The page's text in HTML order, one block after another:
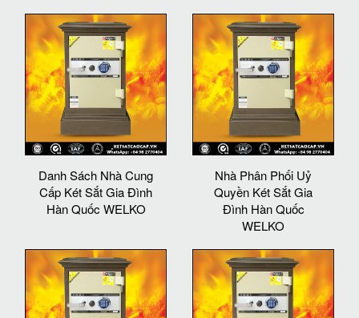
Danh Sách Nhà Cung
Cấp Két Sắt Gia Đình
Hàn Quốc WELKO
Nhà Phân Phối Uỷ
Quyền Két Sắt Gia
Đình Hàn Quốc
WELKO